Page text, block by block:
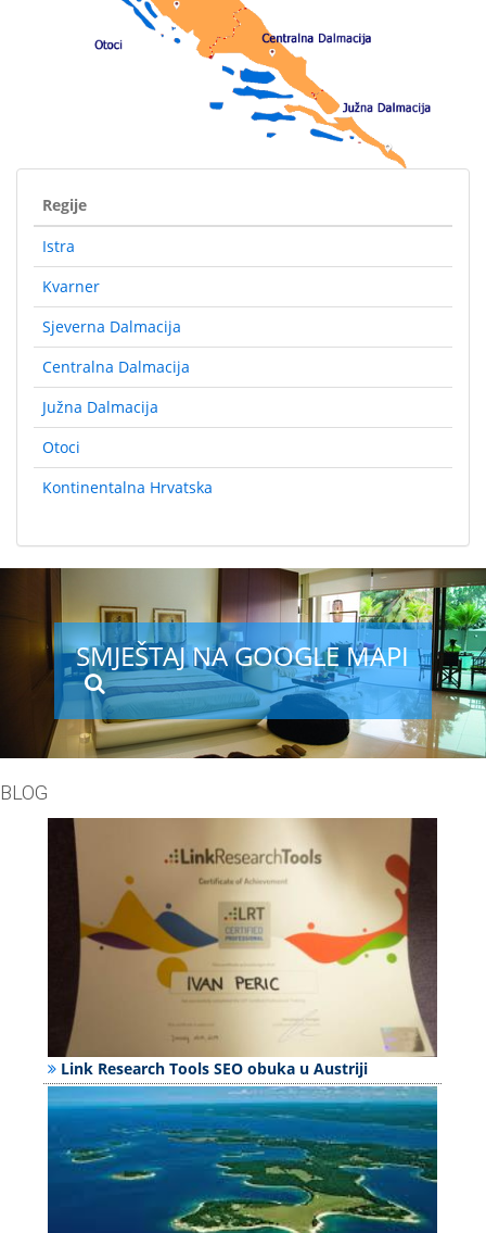
Regije
Istra
Kvarner
Sjeverna Dalmacija
Centralna Dalmacija
Južna Dalmacija
Otoci
Kontinentalna Hrvatska
SMJEŠTAJ NA GOOGLE MAPI
BLOG
Link Research Tools SEO obuka u Austriji